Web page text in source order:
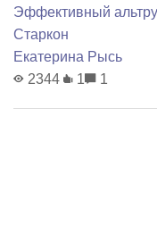
Эффективный
Старкон
Екатерина Рысь
2344
1 1